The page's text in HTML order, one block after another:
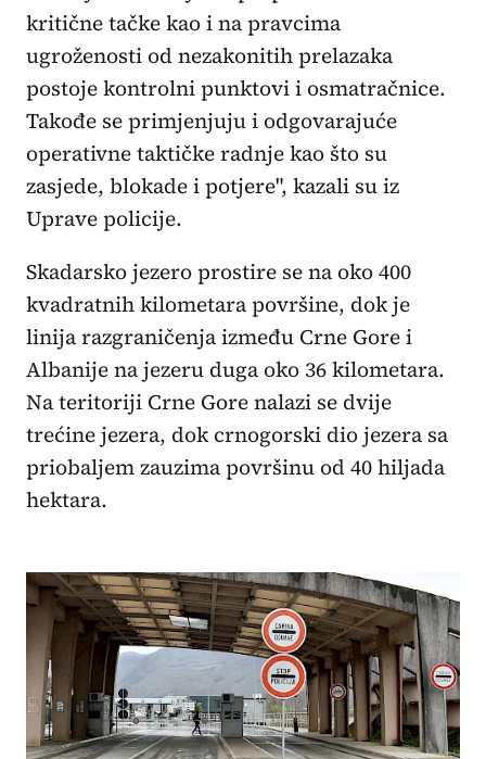
kritične tačke kao i na pravcima
ugroženosti od nezakonitih prelazaka
postoje kontrolni punktovi i osmatračnice.
Takođe se primjenjuju i odgovarajuće
operativne taktičke radnje kao što su
zasjede, blokade i potjere", kazali su iz
Uprave policije.
Skadarsko jezero prostire se na oko 400
kvadratnih kilometara površine, dok je
linija razgraničenja između Crne Gore i
Albanije na jezeru duga oko 36 kilometara.
Na teritoriji Crne Gore nalazi se dvije
trećine jezera, dok crnogorski dio jezera sa
priobaljem zauzima površinu od 40 hiljada
hektara.